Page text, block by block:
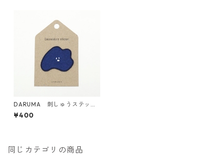
DARUMA 刺しゅうステッカ
ー <24 Patch boy No.2 パッ
チくん2号>
¥400
同じカテゴリの商品